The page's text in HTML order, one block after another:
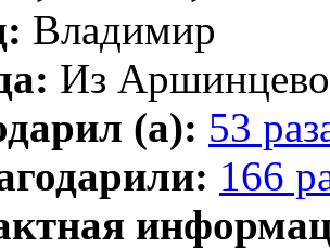
Владимир
Из
(а): 53
166